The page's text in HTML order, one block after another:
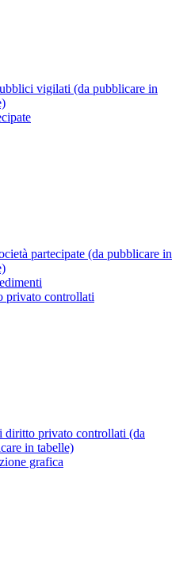
vigilati (da pubblicare in
partecipate (da pubblicare in
privato controllati
diritto privato controllati (da
in tabelle)
grafica